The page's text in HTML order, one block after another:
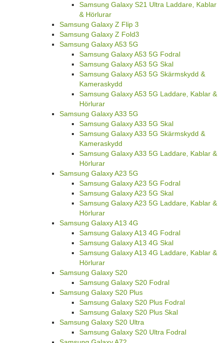
Samsung Galaxy S21 Ultra Laddare, Kablar
& Hörlurar
Samsung Galaxy Z Flip 3
Samsung Galaxy Z Fold3
Samsung Galaxy A53 5G
Samsung Galaxy A53 5G Fodral
Samsung Galaxy A53 5G Skal
Samsung Galaxy A53 5G Skärmskydd &
Kameraskydd
Samsung Galaxy A53 5G Laddare, Kablar &
Hörlurar
Samsung Galaxy A33 5G
Samsung Galaxy A33 5G Skal
Samsung Galaxy A33 5G Skärmskydd &
Kameraskydd
Samsung Galaxy A33 5G Laddare, Kablar &
Hörlurar
Samsung Galaxy A23 5G
Samsung Galaxy A23 5G Fodral
Samsung Galaxy A23 5G Skal
Samsung Galaxy A23 5G Laddare, Kablar &
Hörlurar
Samsung Galaxy A13 4G
Samsung Galaxy A13 4G Fodral
Samsung Galaxy A13 4G Skal
Samsung Galaxy A13 4G Laddare, Kablar &
Hörlurar
Samsung Galaxy S20
Samsung Galaxy S20 Fodral
Samsung Galaxy S20 Plus
Samsung Galaxy S20 Plus Fodral
Samsung Galaxy S20 Plus Skal
Samsung Galaxy S20 Ultra
Samsung Galaxy S20 Ultra Fodral